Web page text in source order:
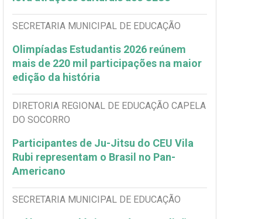
SECRETARIA MUNICIPAL DE EDUCAÇÃO
Olimpíadas Estudantis 2026 reúnem
mais de 220 mil participações na maior
edição da história
DIRETORIA REGIONAL DE EDUCAÇÃO CAPELA
DO SOCORRO
Participantes de Ju-Jitsu do CEU Vila
Rubi representam o Brasil no Pan-
Americano
SECRETARIA MUNICIPAL DE EDUCAÇÃO